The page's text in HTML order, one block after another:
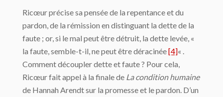
Ricœur précise sa pensée de la repentance et du
pardon, de la rémission en distinguant la dette de la
faute ; or, si le mal peut être détruit, la dette levée, «
la faute, semble-t-il, ne peut être déracinée[4]« .
Comment découpler dette et faute ? Pour cela,
Ricœur fait appel à la finale de La condition humaine
de Hannah Arendt sur la promesse et le pardon. D’un